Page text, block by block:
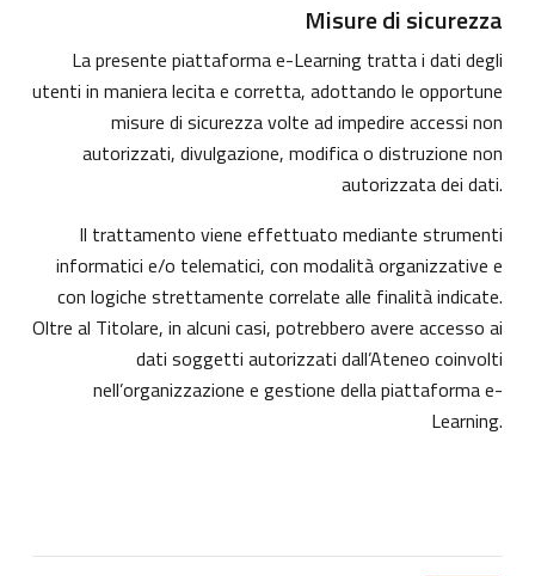
Misure di sicurezza
La presente piattaforma e-Learning tratta i dati degli
utenti in maniera lecita e corretta, adottando le opportune
misure di sicurezza volte ad impedire accessi non
autorizzati, divulgazione, modifica o distruzione non
autorizzata dei dati.
Il trattamento viene effettuato mediante strumenti
informatici e/o telematici, con modalità organizzative e
con logiche strettamente correlate alle finalità indicate.
Oltre al Titolare, in alcuni casi, potrebbero avere accesso ai
dati soggetti autorizzati dall’Ateneo coinvolti
nell’organizzazione e gestione della piattaforma e-
Learning.